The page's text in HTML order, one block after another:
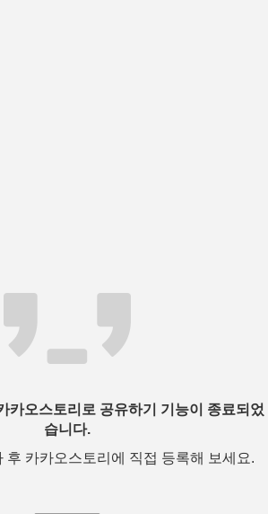
카오스토리로 공유하기 기능이 종료되었
습니다.
후 카카오스토리에 직접 등록해 보세요.